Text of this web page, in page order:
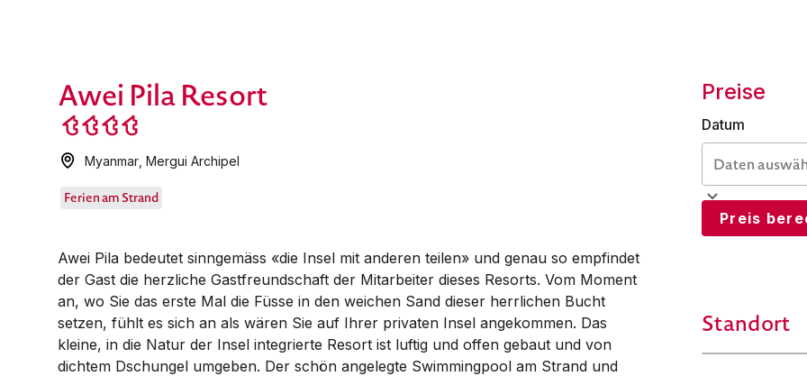
Awei Pila Resort
Myanmar ,Mergui Archipel
Ferien am Strand
Awei Pila bedeutet sinngemäss «die Insel mit anderen teilen» und genau so empfindet
der Gast die herzliche Gast­freundschaft der Mitarbeiter dieses Resorts. Vom Moment
an, wo Sie das erste Mal die Füsse in den weichen Sand dieser herrlichen Bucht
setzen, fühlt es sich an als wären Sie auf Ihrer privaten Insel angekommen. Das
kleine, in die Natur der Insel integrierte Resort ist luftig und offen gebaut und von
dichtem Dschungel umgeben. Der schön angelegte Swimming­pool am Strand und
Preise
Datum
Preis
Standort